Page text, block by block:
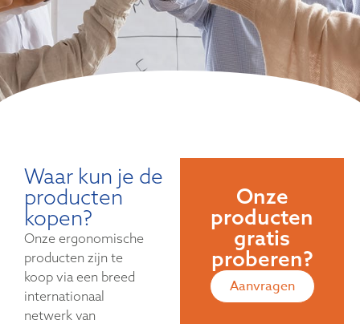
Waar kun je de
producten
kopen?
Onze ergonomische
producten zijn te
koop via een breed
internationaal
netwerk van
Onze
producten
gratis
proberen?
Aanvragen